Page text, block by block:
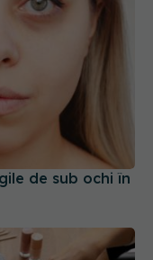
de sub ochi în